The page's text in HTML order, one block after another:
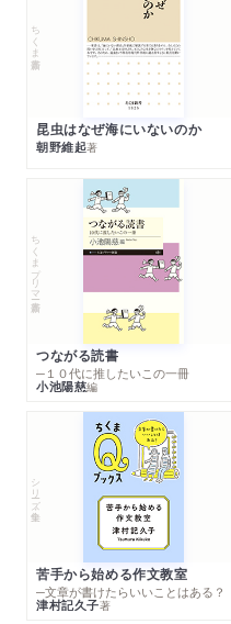
ちくま新書
昆虫はなぜ海にいないのか
朝野維起著
ちくまプリマー新書
つながる読書
─１０代に推したいこの一冊
小池陽慈編
シリーズ・全集
苦手から始める作文教室
─文章が書けたらいいことはある？
津村記久子著